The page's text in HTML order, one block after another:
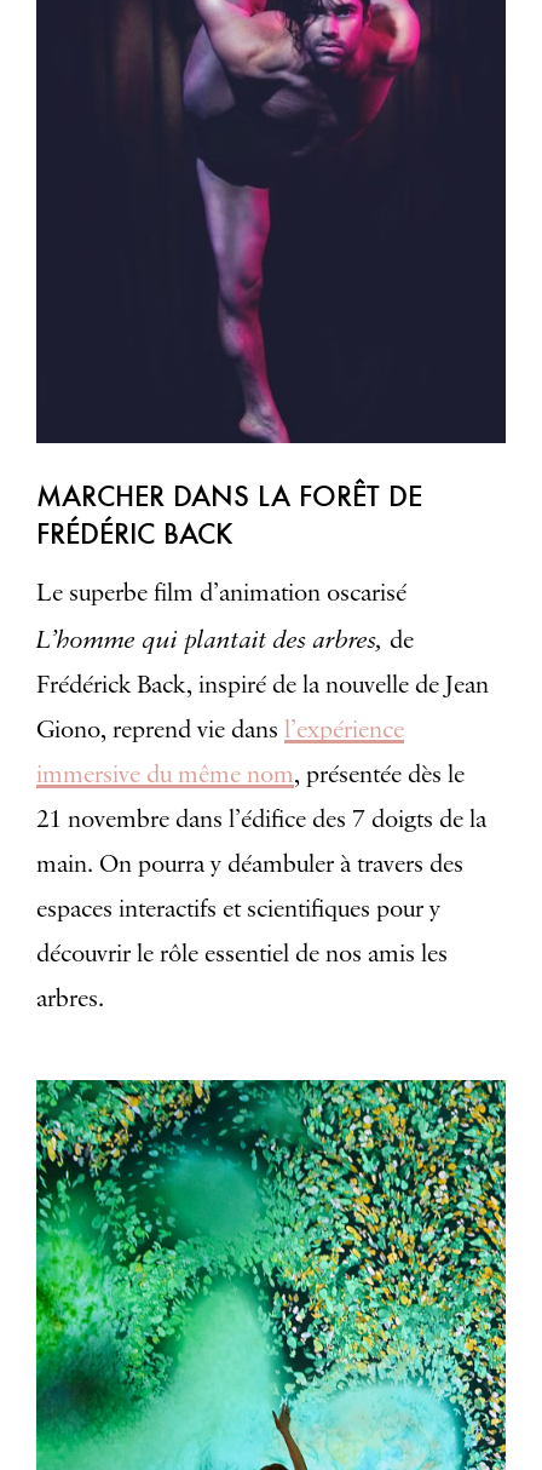
MARCHER DANS LA FORÊT DE
FRÉDÉRIC BACK
Le superbe film d’animation oscarisé
L’homme qui plantait des arbres, de
Frédérick Back, inspiré de la nouvelle de Jean
Giono, reprend vie dans l’expérience
immersive du même nom, présentée dès le
21 novembre dans l’édifice des 7 doigts de la
main. On pourra y déambuler à travers des
espaces interactifs et scientifiques pour y
découvrir le rôle essentiel de nos amis les
arbres.